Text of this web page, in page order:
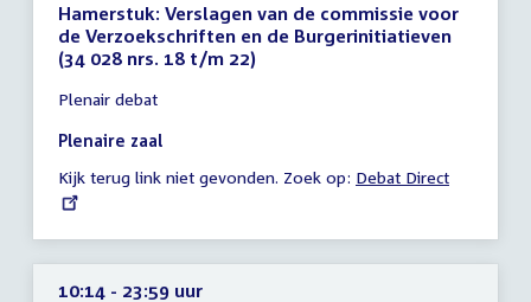
Hamerstuk: Verslagen van de commissie voor
de Verzoekschriften en de Burgerinitiatieven
(34 028 nrs. 18 t/m 22)
vergadering
10:14
23:59
uur
Plenair debat
Plenaire zaal
Kijk terug link niet gevonden. Zoek op: External
Debat Direct
10:14 - 23:59 uur